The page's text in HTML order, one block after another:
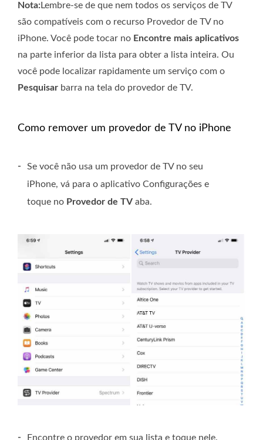
Nota:Lembre-se de que nem todos os serviços de TV
são compatíveis com o recurso Provedor de TV no
iPhone. Você pode tocar no Encontre mais aplicativos
na parte inferior da lista para obter a lista inteira. Ou
você pode localizar rapidamente um serviço com o
Pesquisar barra na tela do provedor de TV.
Como remover um provedor de TV no iPhone
-
Se você não usa um provedor de TV no seu
iPhone, vá para o aplicativo Configurações e
toque no Provedor de TV aba.
- Encontre o provedor em sua lista e toque nele.